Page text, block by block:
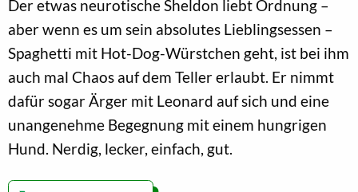
Der etwas neurotische Sheldon liebt Ordnung –
aber wenn es um sein absolutes Lieblingsessen –
Spaghetti mit Hot-Dog-Würstchen geht, ist bei ihm
auch mal Chaos auf dem Teller erlaubt. Er nimmt
dafür sogar Ärger mit Leonard auf sich und eine
unangenehme Begegnung mit einem hungrigen
Hund. Nerdig, lecker, einfach, gut.